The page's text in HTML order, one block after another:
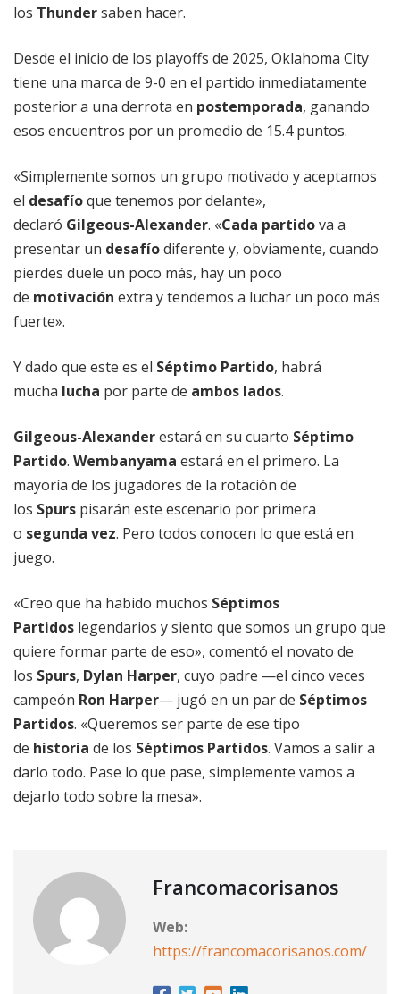
los Thundersaben hacer.
Desde el inicio de los playoffs de 2025, Oklahoma City
tiene una marca de 9-0 en el partido inmediatamente
posterior a una derrota en postemporada, ganando
esos encuentros por un promedio de 15.4 puntos.
«Simplemente somos un grupo motivado y aceptamos
el desafíoque tenemos por delante»,
declaró Gilgeous-Alexander. «Cada partidova a
presentar un desafíodiferente y, obviamente, cuando
pierdes duele un poco más, hay un poco
de motivación extra y tendemos a luchar un poco más
fuerte».
Y dado que este es el Séptimo Partido, habrá
mucha lucha por parte de ambos lados.
Gilgeous-Alexanderestará en su cuarto Séptimo
Partido. Wembanyama estará en el primero. La
mayoría de los jugadores de la rotación de
los Spurs pisarán este escenario por primera
o segunda vez. Pero todos conocen lo que está en
juego.
«Creo que ha habido muchos Séptimos
Partidos legendarios y siento que somos un grupo que
quiere formar parte de eso», comentó el novato de
los Spurs, Dylan Harper, cuyo padre —el cinco veces
campeón Ron Harper— jugó en un par de Séptimos
Partidos. «Queremos ser parte de ese tipo
de historia de los Séptimos Partidos. Vamos a salir a
darlo todo. Pase lo que pase, simplemente vamos a
dejarlo todo sobre la mesa».
Francomacorisanos
Web:
https://francomacorisanos.com/